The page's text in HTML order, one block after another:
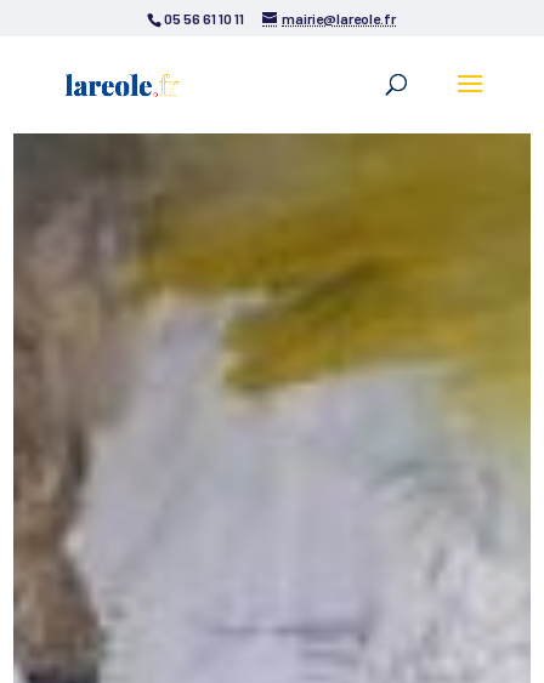
05 56 61 10 11 mairie@lareole.fr